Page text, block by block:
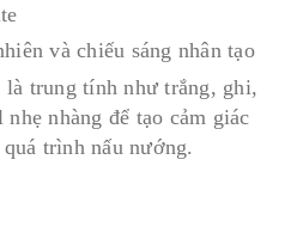
và chiếu sáng nhân tạo
là trung tính như trắng, ghi,
nhàng để tạo cảm giác
trình nấu nướng.